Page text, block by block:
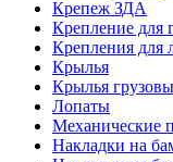
Крепеж ЗДА
Крепление для
Крепления для
Крылья
Крылья
Лопаты
Механические
Накладки на